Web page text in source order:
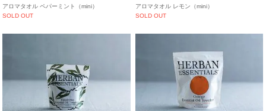
アロマタオル ペパーミント（mini）
SOLD OUT
アロマタオル レモン（mini）
SOLD OUT